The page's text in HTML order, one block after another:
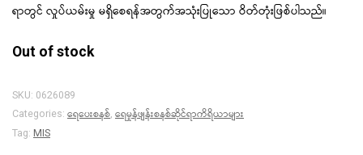
ရာတွင် လှုပ်ယမ်းမှု မရှိစေရန်အတွက်အသုံးပြုသော ဝိတ်တုံးဖြစ်ပါသည်။
Out of stock
SKU: 0626089
Categories: ရေပေးစနစ်, ရေမှုန်ဖျန်းစနစ်ဆိုင်ရာကိရိယာများ
Tag: MIS